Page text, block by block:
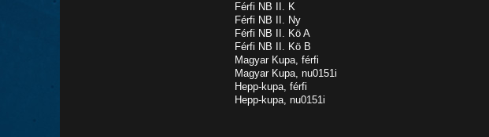
Férfi NB II. K
Férfi NB II. Ny
Férfi NB II. Kö A
Férfi NB II. Kö B
Magyar Kupa, férfi
Magyar Kupa, nu0151i
Hepp-kupa, férfi
Hepp-kupa, nu0151i